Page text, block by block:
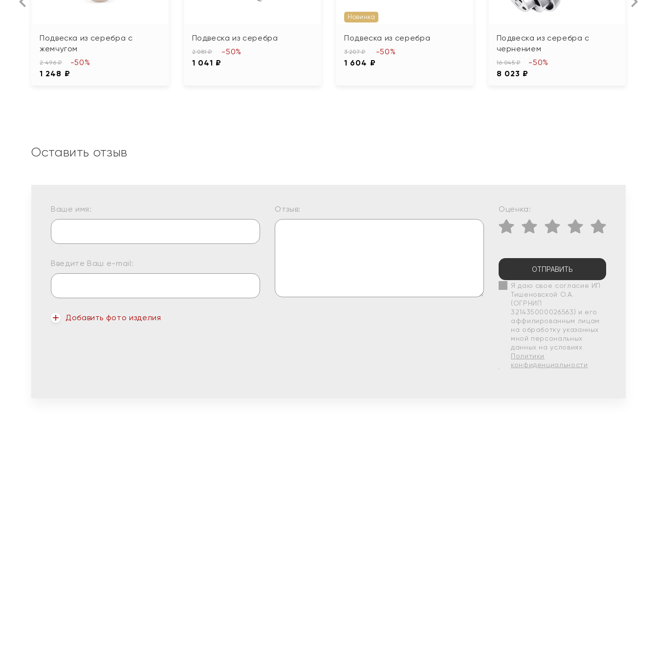
Подвеска из серебра с
жемчугом
2 496 ₽
1 248 ₽
-50%
Подвеска из серебра
2 081 ₽
1 041 ₽
-50%
Новинка
Подвеска из серебра
3 207 ₽
1 604 ₽
-50%
Подвеска из серебра с
чернением
16 045 ₽
8 023 ₽
-50%
Оставить отзыв
Ваше имя:
Введите Ваш e-mail:
Добавить фото изделия
Отзыв: Оценка:
ОТПРАВИТЬ
Я даю свое согласие ИП
Тишеновской О.А.
(ОГРНИП
321435000026563) и его
аффилированным лицам
на обработку указанных
мной персональных
данных на условиях
Политики
конфиденциальности